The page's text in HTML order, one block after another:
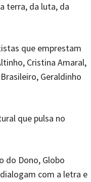
terra, da luta, da
que emprestam
Cristina Amaral,
Geraldinho
que pulsa no
do Dono, Globo
com a letra e